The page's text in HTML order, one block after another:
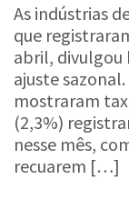
As indústrias
que
abril, divulgou
ajuste
mostraram
(2,3%)
nesse mês,
recuarem […]